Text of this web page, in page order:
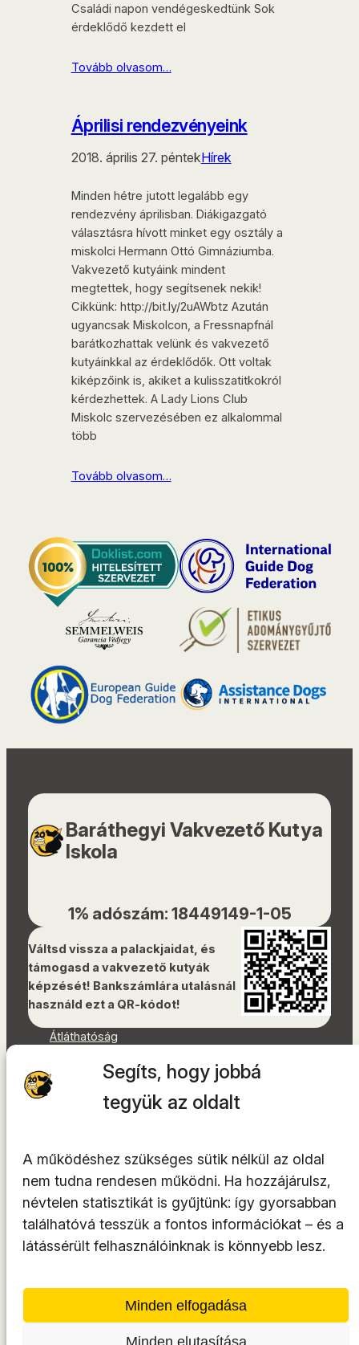
Segíts, hogy jobbá
tegyük az oldalt
A működéshez szükséges sütik nélkül az oldal
nem tudna rendesen működni. Ha hozzájárulsz,
névtelen statisztikát is gyűjtünk: így gyorsabban
találhatóvá tesszük a fontos információkat – és a
látássérült felhasználóinknak is könnyebb lesz.
Minden elfogadása
Minden elutasítása
Családi napon vendégeskedtünk Sok
érdeklődő kezdett el
Tovább olvasom…
Áprilisi rendezvényeink
2018. április 27. péntekHírek
Minden hétre jutott legalább egy
rendezvény áprilisban. Diákigazgató
választásra hívott minket egy osztály a
miskolci Hermann Ottó Gimnáziumba.
Vakvezető kutyáink mindent
megtettek, hogy segítsenek nekik!
Cikkünk: http://bit.ly/2uAWbtz Azután
ugyancsak Miskolcon, a Fressnapfnál
barátkozhattak velünk és vakvezető
kutyáinkkal az érdeklődők. Ott voltak
kiképzőink is, akiket a kulisszatitkokról
kérdezhettek. A Lady Lions Club
Miskolc szervezésében ez alkalommal
több
Tovább olvasom…
Baráthegyi Vakvezető Kutya
Iskola
1% adószám: 18449149-1-05
Váltsd vissza a palackjaidat, és
támogasd a vakvezető kutyák
képzését! Bankszámlára utalásnál
használd ezt a QR-kódot!
Átláthatóság
Akadálymentességi nyilatkozat
Oldaltérkép
YouTube
LinkedIn
TikTok
A tárhelyszolgáltató azINTEGRITY Kft.